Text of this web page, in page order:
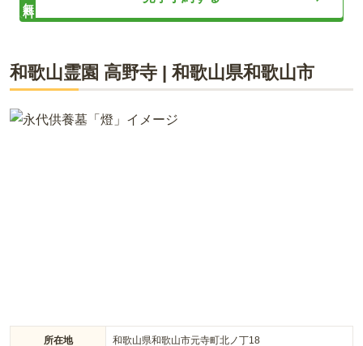
務所には休憩室を完備しており、法要や会食も可能です。 お墓
参り用のお花やロウソク、線香の販売もあるので荷物が少なく
て済みます。 駐車場があり、墓域内は全面フラットになってい
ます。 車椅子の貸し出しもあるので、足腰が悪い方でも安心し
行で墓近くまで車が入り込める
口コミをすべて見る（
和歌山霊園 高野寺 | 和歌山県和歌山市
所在地 和歌山県和歌山市元寺町北ノ丁18